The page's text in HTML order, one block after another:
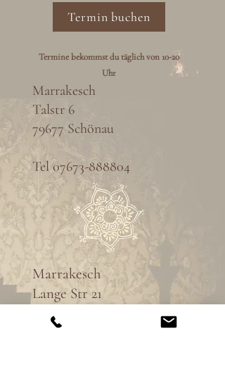
Termin buchen
Termine bekommst du täglich von 10-20
Uhr
Marrakesch
Talstr 6
79677 Schönau
Tel07673-888804
Marrakesch
Lange Str 21
79183 Waldkirch